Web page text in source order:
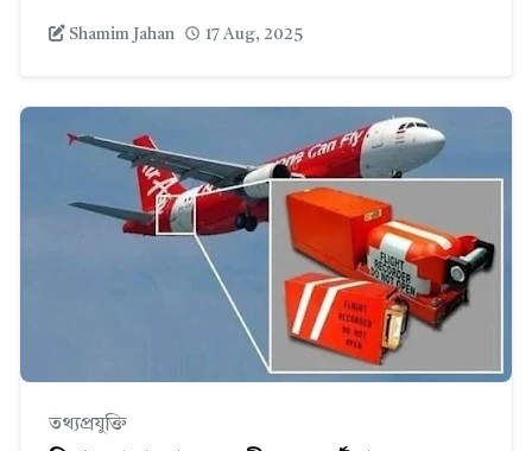
Shamim Jahan 17 Aug, 2025
তথ্যপ্রযুক্তি